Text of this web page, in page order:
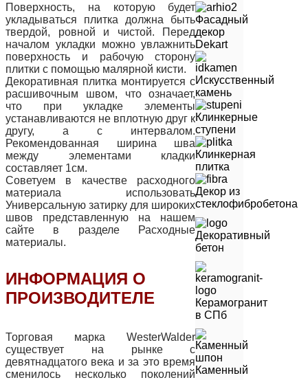
Фасадный
декор
Dekart
Искусственный
камень
Клинкерные
ступени
Клинкерная
плитка
Декор из
стеклофибробетона
Декоративный
бетон
Керамогранит
в СПб
Каменный
Поверхность, на которую будет
укладываться плитка должна быть
твердой, ровной и чистой. Перед
началом укладки можно увлажнить
поверхность и рабочую сторону
плитки с помощью малярной кисти.
Декоративная плитка монтируется с
расшивочным швом, что означает,
что при укладке элементы
устанавливаются не вплотную друг к
другу, а с интервалом.
Рекомендованная ширина шва
между элементами кладки
составляет 1см.
Советуем в качестве расходного
материала использовать
Универсальную затирку для широких
швов представленную на нашем
сайте в разделе Расходные
материалы.
ИНФОРМАЦИЯ О
ПРОИЗВОДИТЕЛЕ
Торговая марка WesterWalder
существует на рынке с
девятнадцатого века и за это время
сменилось несколько поколений